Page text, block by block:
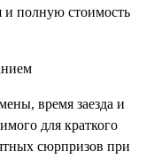
и полную стоимость
время заезда и
для краткого
сюрпризов при